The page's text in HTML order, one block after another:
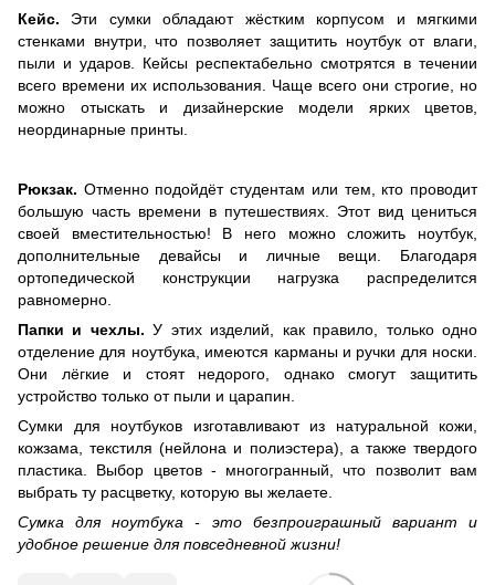
Кейс. Эти сумки обладают жёстким корпусом и мягкими
стенками внутри, что позволяет защитить ноутбук от влаги,
пыли и ударов. Кейсы респектабельно смотрятся в течении
всего времени их использования. Чаще всего они строгие, но
можно отыскать и дизайнерские модели ярких цветов,
неординарные принты.
Рюкзак. Отменно подойдёт студентам или тем, кто проводит
большую часть времени в путешествиях. Этот вид цениться
своей вместительностью! В него можно сложить ноутбук,
дополнительные девайсы и личные вещи. Благодаря
ортопедической конструкции нагрузка распределится
равномерно.
Папки и чехлы. У этих изделий, как правило, только одно
отделение для ноутбука, имеются карманы и ручки для носки.
Они лёгкие и стоят недорого, однако смогут защитить
устройство только от пыли и царапин.
Сумки для ноутбуков изготавливают из натуральной кожи,
кожзама, текстиля (нейлона и полиэстера), а также твердого
пластика. Выбор цветов - многогранный, что позволит вам
выбрать ту расцветку, которую вы желаете.
Сумка для ноутбука - это безпроиграшный вариант и
удобное решение для повседневной жизни!